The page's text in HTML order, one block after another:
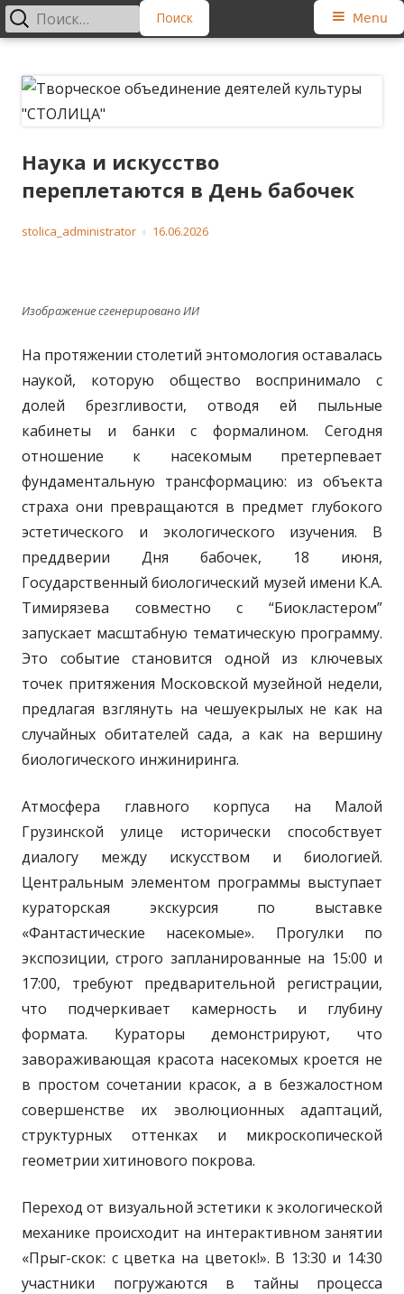
contentдеятелей культуры "СТОЛИЦА"
Primary
Menu
Найти:
Наука и искусство
переплетаются в День бабочек
Author
stolica_administrator
Published
16.06.2026
Изображение сгенерировано ИИ
На протяжении столетий энтомология оставалась
наукой, которую общество воспринимало с
долей брезгливости, отводя ей пыльные
кабинеты и банки с формалином. Сегодня
отношение к насекомым претерпевает
фундаментальную трансформацию: из объекта
страха они превращаются в предмет глубокого
эстетического и экологического изучения. В
преддверии Дня бабочек, 18 июня,
Государственный биологический музей имени К.А.
Тимирязева совместно с “Биокластером”
запускает масштабную тематическую программу.
Это событие становится одной из ключевых
точек притяжения Московской музейной недели,
предлагая взглянуть на чешуекрылых не как на
случайных обитателей сада, а как на вершину
биологического инжиниринга.
Атмосфера главного корпуса на Малой
Грузинской улице исторически способствует
диалогу между искусством и биологией.
Центральным элементом программы выступает
кураторская экскурсия по выставке
«Фантастические насекомые». Прогулки по
экспозиции, строго запланированные на 15:00 и
17:00, требуют предварительной регистрации,
что подчеркивает камерность и глубину
формата. Кураторы демонстрируют, что
завораживающая красота насекомых кроется не
в простом сочетании красок, а в безжалостном
совершенстве их эволюционных адаптаций,
структурных оттенках и микроскопической
геометрии хитинового покрова.
Переход от визуальной эстетики к экологической
механике происходит на интерактивном занятии
«Прыг-скок: с цветка на цветок!». В 13:30 и 14:30
участники погружаются в тайны процесса